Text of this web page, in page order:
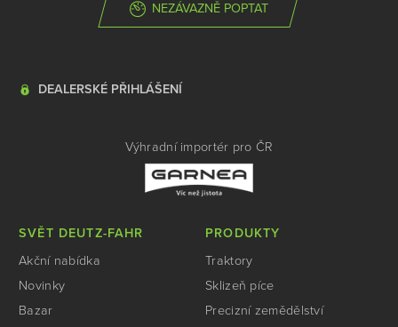
NEZÁVAZNĚ POPTAT
DEALERSKÉ PŘIHLÁŠENÍ
Výhradní importér pro ČR
SVĚT DEUTZ-FAHR
Akční nabídka
Novinky
Bazar
PRODUKTY
Traktory
Sklizeň píce
Precizní zemědělství